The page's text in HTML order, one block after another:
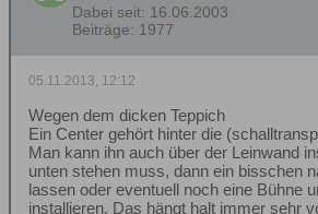
Dabei seit: 16.06.2003
Beiträge: 1977
05.11.2013, 12:12
Wegen dem dicken Teppich
Ein Center gehört hinter die
Man kann ihn auch über der Leinwand
unten stehen muss, dann ein bisschen
lassen oder eventuell noch eine Bühne
installieren. Das hängt halt immer sehr